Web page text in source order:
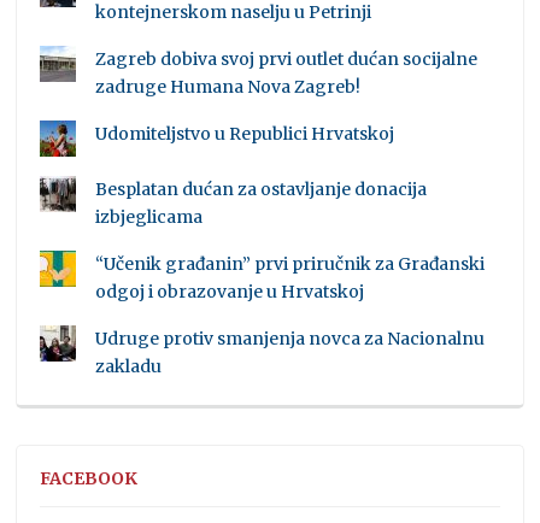
kontejnerskom naselju u Petrinji
Zagreb dobiva svoj prvi outlet dućan socijalne
zadruge Humana Nova Zagreb!
Udomiteljstvo u Republici Hrvatskoj
Besplatan dućan za ostavljanje donacija
izbjeglicama
“Učenik građanin” prvi priručnik za Građanski
odgoj i obrazovanje u Hrvatskoj
Udruge protiv smanjenja novca za Nacionalnu
zakladu
FACEBOOK